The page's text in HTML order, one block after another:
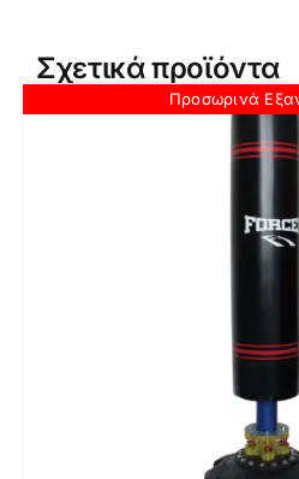
Σχετικά προϊόντα
Προσωρινά